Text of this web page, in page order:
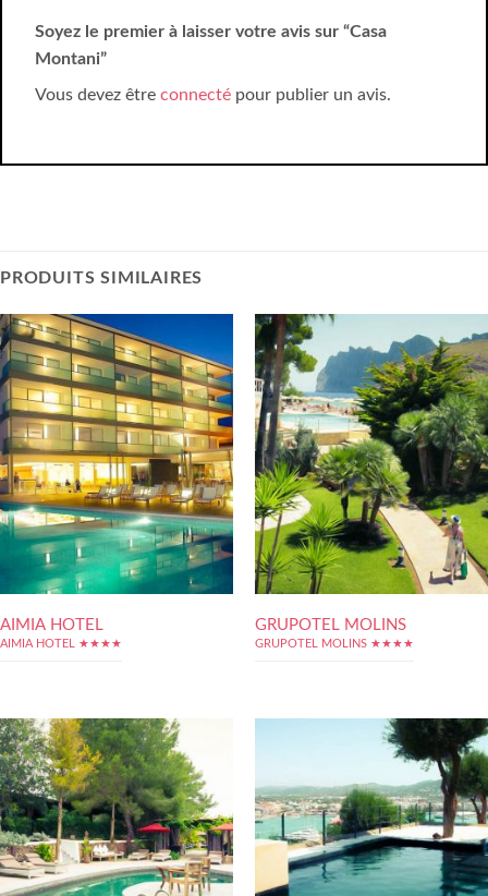
Soyez le premier à laisser votre avis sur “Casa
Montani”
Vous devez être connecté pour publier un avis.
PRODUITS SIMILAIRES
AIMIA HOTEL
AIMIA HOTEL ★★★★
GRUPOTEL MOLINS
GRUPOTEL MOLINS ★★★★